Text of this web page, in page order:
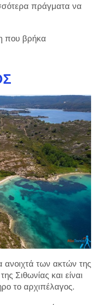
πράγματα να
που βρήκα
ανοιχτά των ακτών της
Σιθωνίας και είναι
το αρχιπέλαγος.